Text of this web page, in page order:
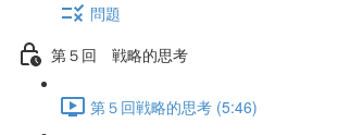
問題
第５回 戦略的思考
第５回戦略的思考 (5:46)